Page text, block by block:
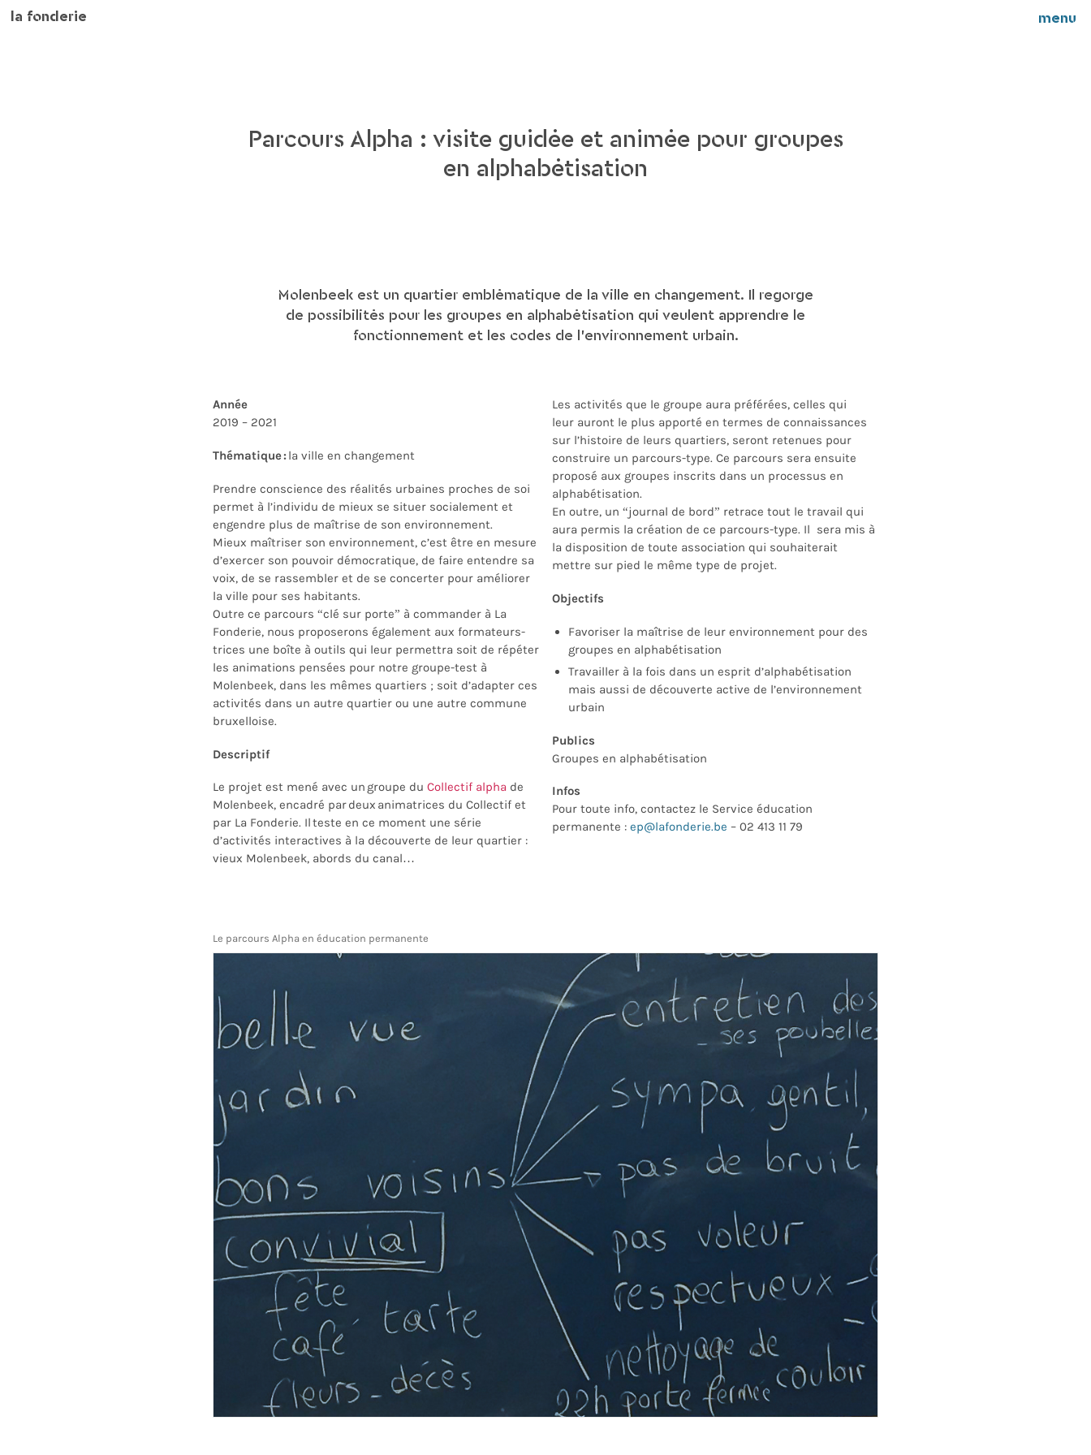
la fonderie menu
Parcours Alpha : visite guidée et animée pour groupes
en alphabétisation
Molenbeek est un quartier emblématique de la ville en changement. Il regorge
de possibilités pour les groupes en alphabétisation qui veulent apprendre le
fonctionnement et les codes de l’environnement urbain.
Année
2019 – 2021
Thématique :la ville en changement
Prendre conscience des réalités urbaines proches de soi
permet à l’individu de mieux se situer socialement et
engendre plus de maîtrise de son environnement.
Mieux maîtriser son environnement, c’est être en mesure
d’exercer son pouvoir démocratique, de faire entendre sa
voix, de se rassembler et de se concerter pour améliorer
la ville pour ses habitants.
Outre ce parcours “clé sur porte” à commander à La
Fonderie, nous proposerons également aux formateurs-
trices une boîte à outils qui leur permettra soit de répéter
les animations pensées pour notre groupe-test à
Molenbeek, dans les mêmes quartiers ; soit d’adapter ces
activités dans un autre quartier ou une autre commune
bruxelloise.
Descriptif
Le projet est mené avec un groupe du Collectif alpha de
Molenbeek, encadré par deux animatrices du Collectif et
par La Fonderie. Ilteste en ce moment une série
d’activités interactives à la découverte de leur quartier :
vieux Molenbeek, abords du canal…
Les activités que le groupe aura préférées, celles qui
leur auront le plus apporté en termes de connaissances
sur l’histoire de leurs quartiers, seront retenues pour
construire un parcours-type. Ce parcours sera ensuite
proposé aux groupes inscrits dans un processus en
alphabétisation.
En outre, un “journal de bord” retrace tout le travail qui
aura permis la création de ce parcours-type. Il sera mis à
la disposition de toute association qui souhaiterait
mettre sur pied le même type de projet.
Objectifs
Favoriser la maîtrise de leur environnement pour des
groupes en alphabétisation
Travailler à la fois dans un esprit d’alphabétisation
mais aussi de découverte active de l’environnement
urbain
Publics
Groupes en alphabétisation
Infos
Pour toute info, contactez le Service éducation
permanente : ep@lafonderie.be – 02 413 11 79
Le parcours Alpha en éducation permanente